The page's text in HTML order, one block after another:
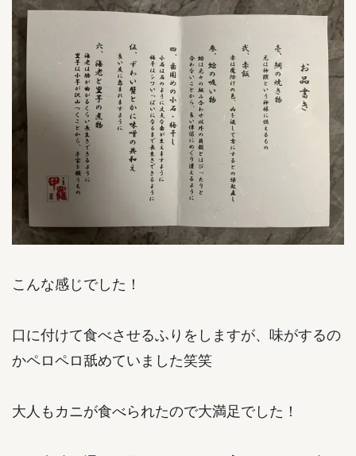
こんな感じでした！
口に付けて食べさせるふりをしますが、味がするの
かペロペロ舐めていました笑笑
大人もカニが食べられたので大満足でした！